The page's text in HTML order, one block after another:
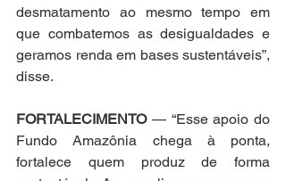
desmatamento ao mesmo tempo em
que combatemos as desigualdades e
geramos renda em bases sustentáveis”,
disse.
FORTALECIMENTO — “Esse apoio do
Fundo Amazônia chega à ponta,
fortalece quem produz de forma